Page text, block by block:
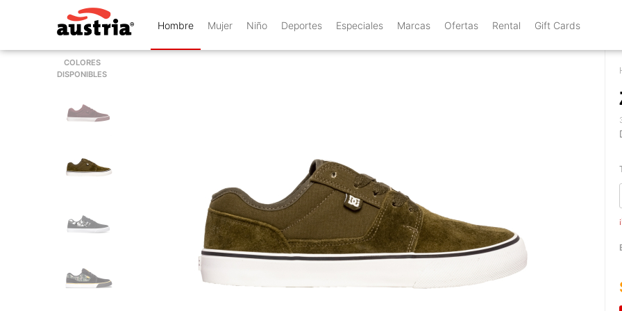
Hombre Mujer Niño Deportes Especiales Marcas Ofertas Rental Gift Cards
COLORES
DISPONIBLES